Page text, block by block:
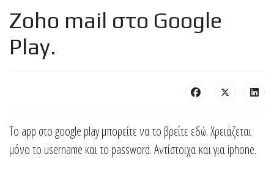
Zoho mail στο Google
Play.
Το app στο google play μπορείτε να το βρείτε εδώ. Χρειάζεται
μόνο το username και το password. Αντίστοιχα και για iphone.